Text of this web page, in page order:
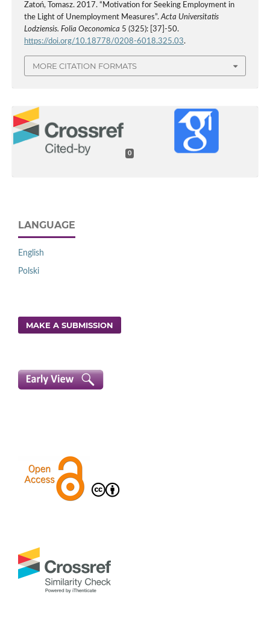
Zatoń, Tomasz. 2017. “Motivation for Seeking Employment in
the Light of Unemployment Measures”.Acta Universitatis
Lodziensis. Folia Oeconomica 5 (325): [37]-50.
https://doi.org/10.18778/0208-6018.325.03.
MORE CITATION FORMATS
0
LANGUAGE
English
Polski
MAKE A SUBMISSION